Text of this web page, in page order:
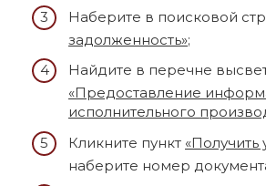
Наберите в поисковой
задолженность»;
Найдите в перечне
«Предоставление
исполнительного
Кликните пункт «Получить
наберите номер